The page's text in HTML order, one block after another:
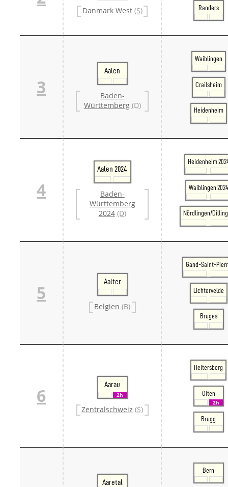
Weitere
Polen
Danmark West (S) Randers
3
Aalen
Baden-
Württemberg (D)
Waiblingen
Crailsheim
Heidenheim
4
Aalen 2024
Baden-
Württemberg
2024 (D)
Heidenheim
Waiblingen 2024
Nördlingen/
5
Aalter
Belgien (B)
Gand-Saint-
Lichtervelde
Bruges
6
Aarau
2h
Zentralschweiz (S)
Heitersberg
Olten
2h
Brugg
Aaretal
Bern